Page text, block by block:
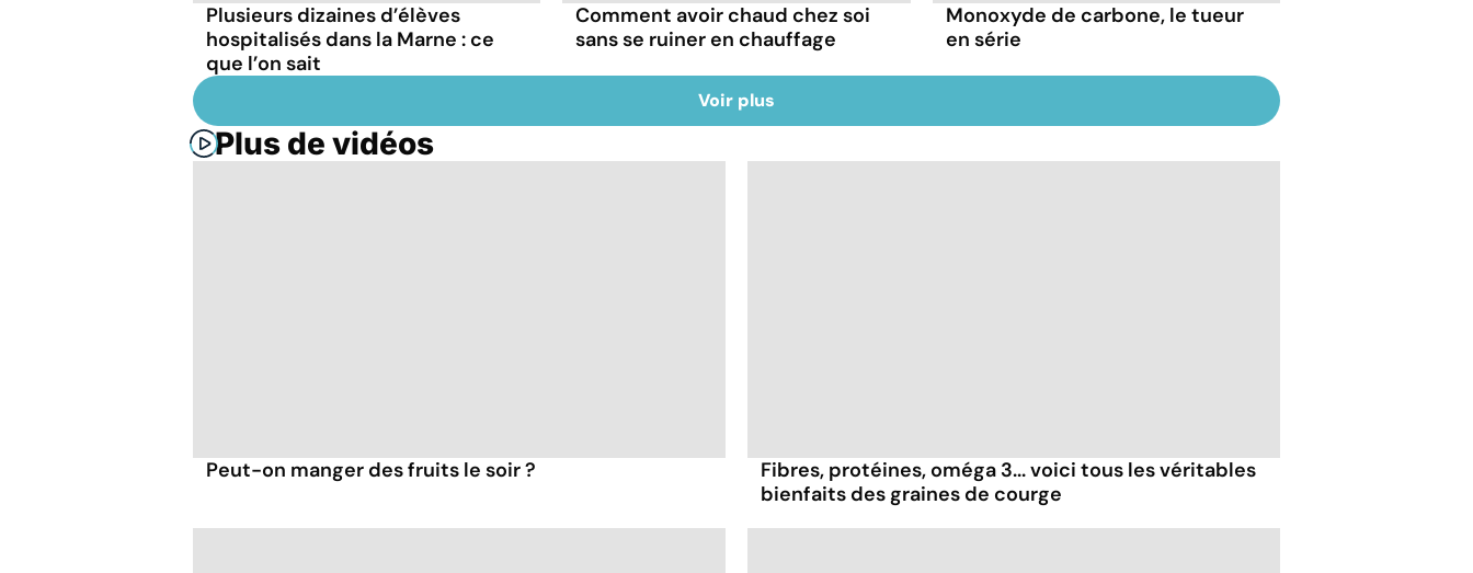
Plusieurs dizaines d’élèves
hospitalisés dans la Marne : ce
que l’on sait
Comment avoir chaud chez soi
sans se ruiner en chauffage
Monoxyde de carbone, le tueur
en série
Voir plus
Plus de vidéos
Peut-on manger des fruits le soir ?
Fibres, protéines, oméga 3... voici tous les véritables
bienfaits des graines de courge